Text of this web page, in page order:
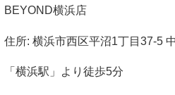
BEYOND横浜店
住所: 横浜市西区平沼1丁目 37-5
「横浜駅」より徒歩5分